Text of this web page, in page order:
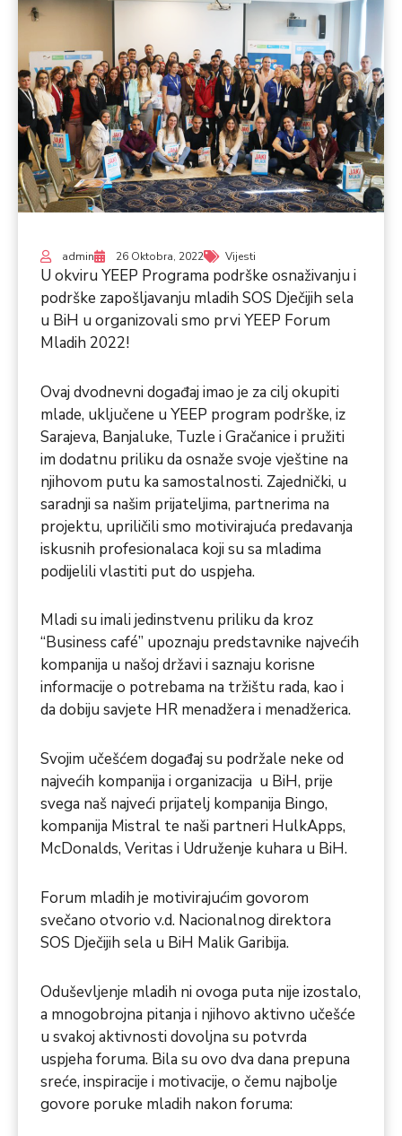
admin 26 Oktobra, 2022 Vijesti
U okviru YEEP Programa podrške osnaživanju i
podrške zapošljavanju mladih SOS Dječijih sela
u BiH u organizovali smo prvi YEEP Forum
Mladih 2022!
Ovaj dvodnevni događaj imao je za cilj okupiti
mlade, uključene u YEEP program podrške, iz
Sarajeva, Banjaluke, Tuzle i Gračanice i pružiti
im dodatnu priliku da osnaže svoje vještine na
njihovom putu ka samostalnosti. Zajednički, u
saradnji sa našim prijateljima, partnerima na
projektu, upriličili smo motivirajuća predavanja
iskusnih profesionalaca koji su sa mladima
podijelili vlastiti put do uspjeha.
Mladi su imali jedinstvenu priliku da kroz
“Business café” upoznaju predstavnike najvećih
kompanija u našoj državi i saznaju korisne
informacije o potrebama na tržištu rada, kao i
da dobiju savjete HR menadžera i menadžerica.
Svojim učešćem događaj su podržale neke od
najvećih kompanija i organizacija u BiH, prije
svega naš najveći prijatelj kompanija Bingo,
kompanija Mistral te naši partneri HulkApps,
McDonalds, Veritas i Udruženje kuhara u BiH.
Forum mladih je motivirajućim govorom
svečano otvorio v.d. Nacionalnog direktora
SOS Dječijih sela u BiH Malik Garibija.
Oduševljenje mladih ni ovoga puta nije izostalo,
a mnogobrojna pitanja i njihovo aktivno učešće
u svakoj aktivnosti dovoljna su potvrda
uspjeha foruma. Bila su ovo dva dana prepuna
sreće, inspiracije i motivacije, o čemu najbolje
govore poruke mladih nakon foruma: